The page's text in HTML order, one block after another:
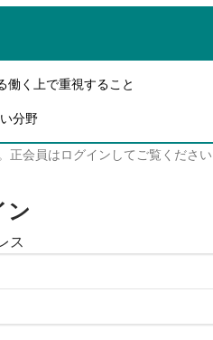
働く上で重視すること
分野
会員はログインしてご覧ください
ン
ス